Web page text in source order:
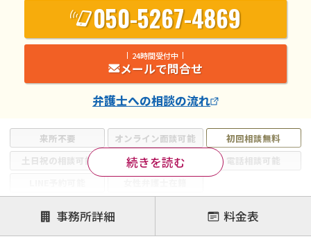
来所不要 オンライン面談可能
初回相談無料
土日祝の相談可能
19時以降電話可能
電話相談可能
注力案件
離婚前相談
離婚調停
離婚裁判
続きを読む
050-5267-4869
24時間受付中
メールで問合せ
弁護士への相談の流れ
事務所詳細 料金表